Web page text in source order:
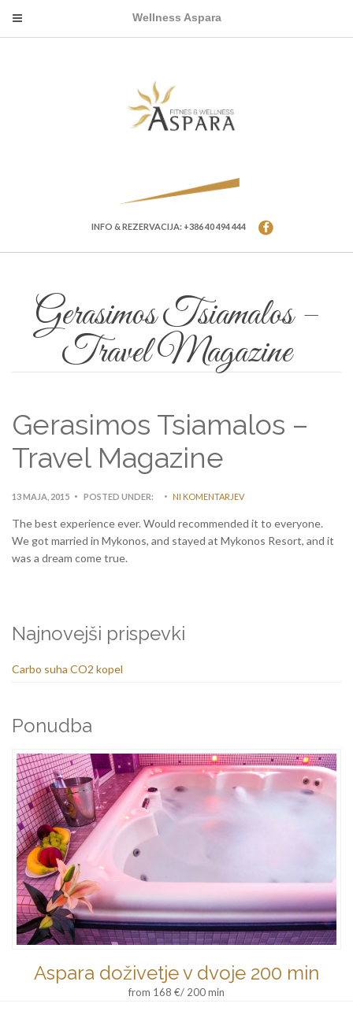
Wellness Aspara
INFO & REZERVACIJA: +386 40 494 444
Gerasimos Tsiamalos –
Travel Magazine
Gerasimos Tsiamalos –
Travel Magazine
13 MAJA, 2015 POSTED UNDER: NI KOMENTARJEV
The best experience ever. Would recommended it to everyone.
We got married in Mykonos, and stayed at Mykonos Resort, and it
was a dream come true.
Najnovejši prispevki
Carbo suha CO2 kopel
Ponudba
Aspara doživetje v dvoje 200 min
from 168 €/ 200 min